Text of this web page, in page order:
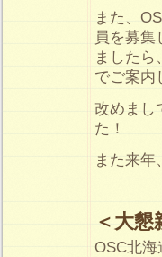
また、
員を募
ましたら
でご案内
改めまし
た！
また来年
＜大懇
OSC北